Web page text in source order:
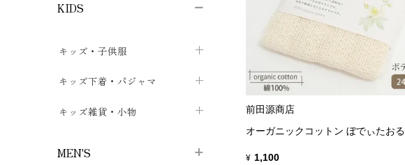
ブーティ・シューズ
マフラーchevron_right
汗取りパッドchevron_right
ベビーおくるみ・アフガン
授乳クッション・枕
あみぐるみ chevron_right
KIDS
キッズ・子供服
子供トップスchevron_right
子供カーディガン・ベスト
キッズ下着・パジャマ
子供肌着下着chevron_right
キッズ雑貨・小物
MEN'S
前田源商店
オーガニックコットン ぼでぃたおる
¥ 1,100